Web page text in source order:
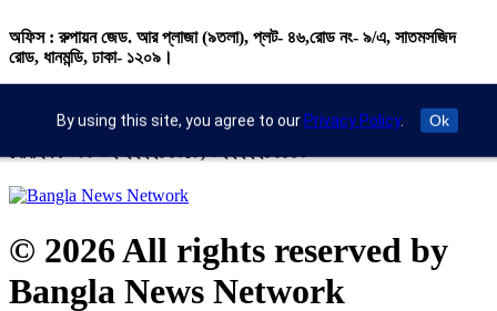
অফিস : রুপায়ন জেড. আর প্লাজা (৯তলা), প্লট- ৪৬,রোড নং- ৯/এ, সাতমসজিদ
রোড, ধানমন্ডি, ঢাকা- ১২০৯।
banglanewsnetwork@gmail.com
মোবাইল : +৮৮ ০২ ২২২২৪৬৯১৮, ০২২২২২৪৬৪৪৯
© 2026 All rights reserved by
Bangla News Network
By using this site, you agree to ourPrivacy Policy. Ok